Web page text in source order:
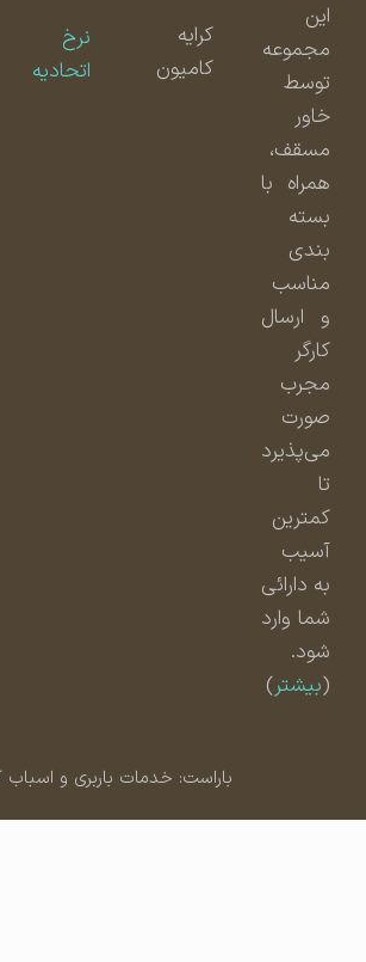
مجموعه
توسط
مسقف،
همراه با
بسته
بندی
مناسب
و ارسال
مجرب
صورت
می‌پذیرد
کمترین
آسیب
به دارائی
شما وارد
شود.
بیشتر)
کامیون
اتحادیه
باراست: خدمات باربری و اسباب کشی